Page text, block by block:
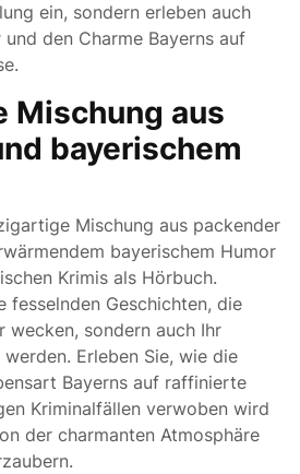
ein, sondern erleben auch
den Charme Bayerns auf
Mischung aus
bayerischem
Mischung aus packender
bayerischem Humor
Krimis als Hörbuch.
fesselnden Geschichten, die
wecken, sondern auch Ihr
Erleben Sie, wie die
Bayerns auf raffinierte
Kriminalfällen verwoben wird
der charmanten Atmosphäre